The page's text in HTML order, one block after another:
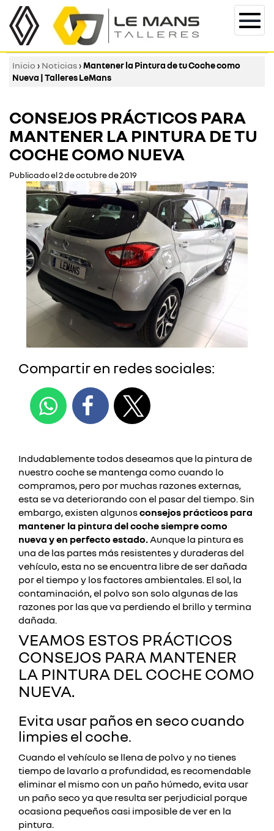
Inicio › Noticias›Mantener la Pintura de tu Coche como
Nueva | Talleres LeMans
CONSEJOS PRÁCTICOS PARA
MANTENER LA PINTURA DE TU
COCHE COMO NUEVA
Publicado el 2 de octubre de 2019
Compartir en redes sociales:
Indudablemente todos deseamos que la pintura de
nuestro coche se mantenga como cuando lo
compramos, pero por muchas razones externas,
esta se va deteriorando con el pasar del tiempo. Sin
embargo, existen algunosconsejos prácticos para
mantener la pintura del coche siempre como
nueva y en perfecto estado. Aunque la pintura es
una de las partes más resistentes y duraderas del
vehículo, esta no se encuentra libre de ser dañada
por el tiempo y los factores ambientales. El sol, la
contaminación, el polvo son solo algunas de las
razones por las que va perdiendo el brillo y termina
dañada.
VEAMOS ESTOS PRÁCTICOS
CONSEJOS PARA MANTENER
LA PINTURA DEL COCHE COMO
NUEVA.
Evita usar paños en seco cuando
limpies el coche.
Cuando el vehículo se llena de polvo y no tienes
tiempo de lavarlo a profundidad, es recomendable
eliminar el mismo con un paño húmedo, evita usar
un paño seco ya que resulta ser perjudicial porque
ocasiona pequeños casi imposible de ver en la
pintura.